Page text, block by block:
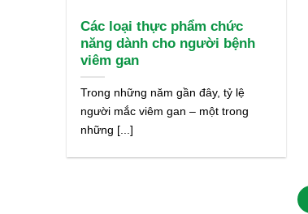
Các loại thực phẩm chức
năng dành cho người bệnh
viêm gan
Trong những năm gần đây, tỷ lệ
người mắc viêm gan – một trong
những [...]